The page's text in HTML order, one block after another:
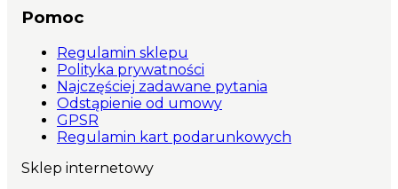
Pomoc
Regulamin sklepu
Polityka prywatności
Najczęściej zadawane pytania
Odstąpienie od umowy
GPSR
Regulamin kart podarunkowych
Sklep internetowy